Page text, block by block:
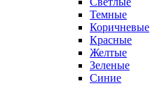
Темные
Коричневые
Красные
Желтые
Зеленые
Синие